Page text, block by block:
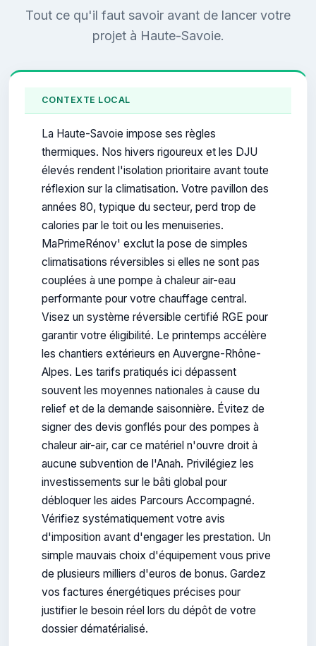
Tout ce qu'il faut savoir avant de lancer votre
projet à Haute-Savoie.
CONTEXTE LOCAL
La Haute-Savoie impose ses règles
thermiques. Nos hivers rigoureux et les DJU
élevés rendent l'isolation prioritaire avant toute
réflexion sur la climatisation. Votre pavillon des
années 80, typique du secteur, perd trop de
calories par le toit ou les menuiseries.
MaPrimeRénov' exclut la pose de simples
climatisations réversibles si elles ne sont pas
couplées à une pompe à chaleur air-eau
performante pour votre chauffage central.
Visez un système réversible certifié RGE pour
garantir votre éligibilité. Le printemps accélère
les chantiers extérieurs en Auvergne-Rhône-
Alpes. Les tarifs pratiqués ici dépassent
souvent les moyennes nationales à cause du
relief et de la demande saisonnière. Évitez de
signer des devis gonflés pour des pompes à
chaleur air-air, car ce matériel n'ouvre droit à
aucune subvention de l'Anah. Privilégiez les
investissements sur le bâti global pour
débloquer les aides Parcours Accompagné.
Vérifiez systématiquement votre avis
d'imposition avant d'engager les prestation. Un
simple mauvais choix d'équipement vous prive
de plusieurs milliers d'euros de bonus. Gardez
vos factures énergétiques précises pour
justifier le besoin réel lors du dépôt de votre
dossier dématérialisé.